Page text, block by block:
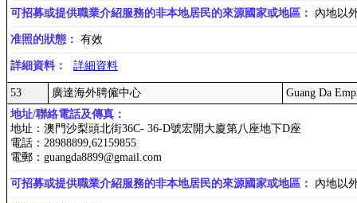
可招募或提供職業介紹服務的非本地居民的來源國家或地區： 內地以
准照的狀態： 有效
詳細資料： 詳細資料
53 廣達海外聘僱中心
Guang Da
地址/聯絡電話及傳真：
地址：澳門沙梨頭北街36C- 36-D號宏開大廈第八座地下D座
電話：28988899,62159855
電郵：guangda8899@gmail.com
可招募或提供職業介紹服務的非本地居民的來源國家或地區： 內地以